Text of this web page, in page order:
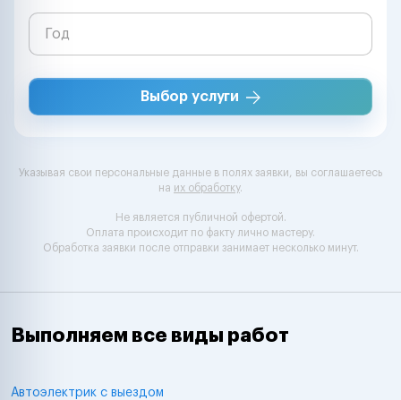
Выбор услуги
Указывая свои персональные данные в полях заявки, вы соглашаетесь
на их обработку.
Не является публичной офертой.
Оплата происходит по факту лично мастеру.
Обработка заявки после отправки занимает несколько минут.
Выполняем все виды работ
Автоэлектрик с выездом